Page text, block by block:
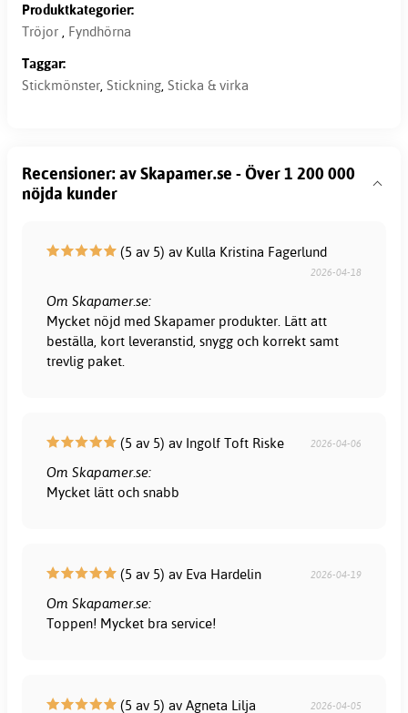
Produktkategorier:
Tröjor , Fyndhörna
Taggar:
Stickmönster, Stickning, Sticka & virka
Recensioner: av Skapamer.se - Över 1 200 000
nöjda kunder
(5 av 5) av Kulla Kristina Fagerlund
2026-04-18
Om Skapamer.se:
Mycket nöjd med Skapamer produkter. Lätt att
beställa, kort leveranstid, snygg och korrekt samt
trevlig paket.
(5 av 5) av Ingolf Toft Riske 2026-04-06
Om Skapamer.se:
Mycket lätt och snabb
(5 av 5) av Eva Hardelin 2026-04-19
Om Skapamer.se:
Toppen! Mycket bra service!
(5 av 5) av Agneta Lilja 2026-04-05